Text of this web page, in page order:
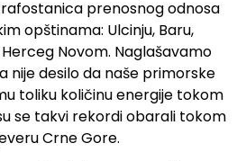
prenosnog odnosa
opštinama: Ulcinju, Baru,
Herceg Novom. Naglašavamo
nije desilo da naše primorske
toliku količinu energije tokom
se takvi rekordi obarali tokom
Crne Gore.